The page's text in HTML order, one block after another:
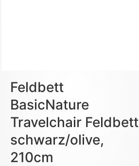
Feldbett
BasicNature
Travelchair Feldbett
schwarz/olive,
210cm